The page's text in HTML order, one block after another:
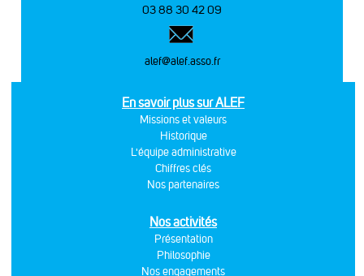
03 88 30 42 09
alef@alef.asso.fr
En savoir plus sur ALEF
Missions et valeurs
Historique
L'équipe administrative
Chiffres clés
Nos partenaires
Nos activités
Présentation
Philosophie
Nos engagements